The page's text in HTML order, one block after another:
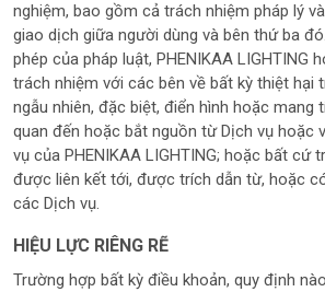
nghiệm, bao gồm cả trách nhiệm pháp lý
giao dịch giữa người dùng và bên thứ ba
phép của pháp luật, PHENIKAA LIGHTING
trách nhiệm với các bên về bất kỳ thiệt hại
ngẫu nhiên, đặc biệt, điển hình hoặc mang
quan đến hoặc bắt nguồn từ Dịch vụ hoặc
vụ của PHENIKAA LIGHTING; hoặc bất cứ
được liên kết tới, được trích dẫn từ, hoặc
các Dịch vụ.
HIỆU LỰC RIÊNG RẼ
Trường hợp bất kỳ điều khoản, quy định